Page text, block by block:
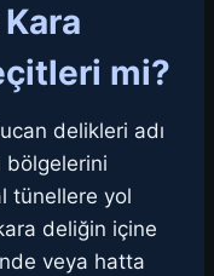
mi?
delikleri adı
bölgelerini
tünellere yol
deliğin içine
veya hatta